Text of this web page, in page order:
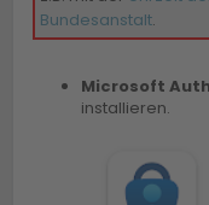
Bundesanstalt.
Microsoft
installieren.